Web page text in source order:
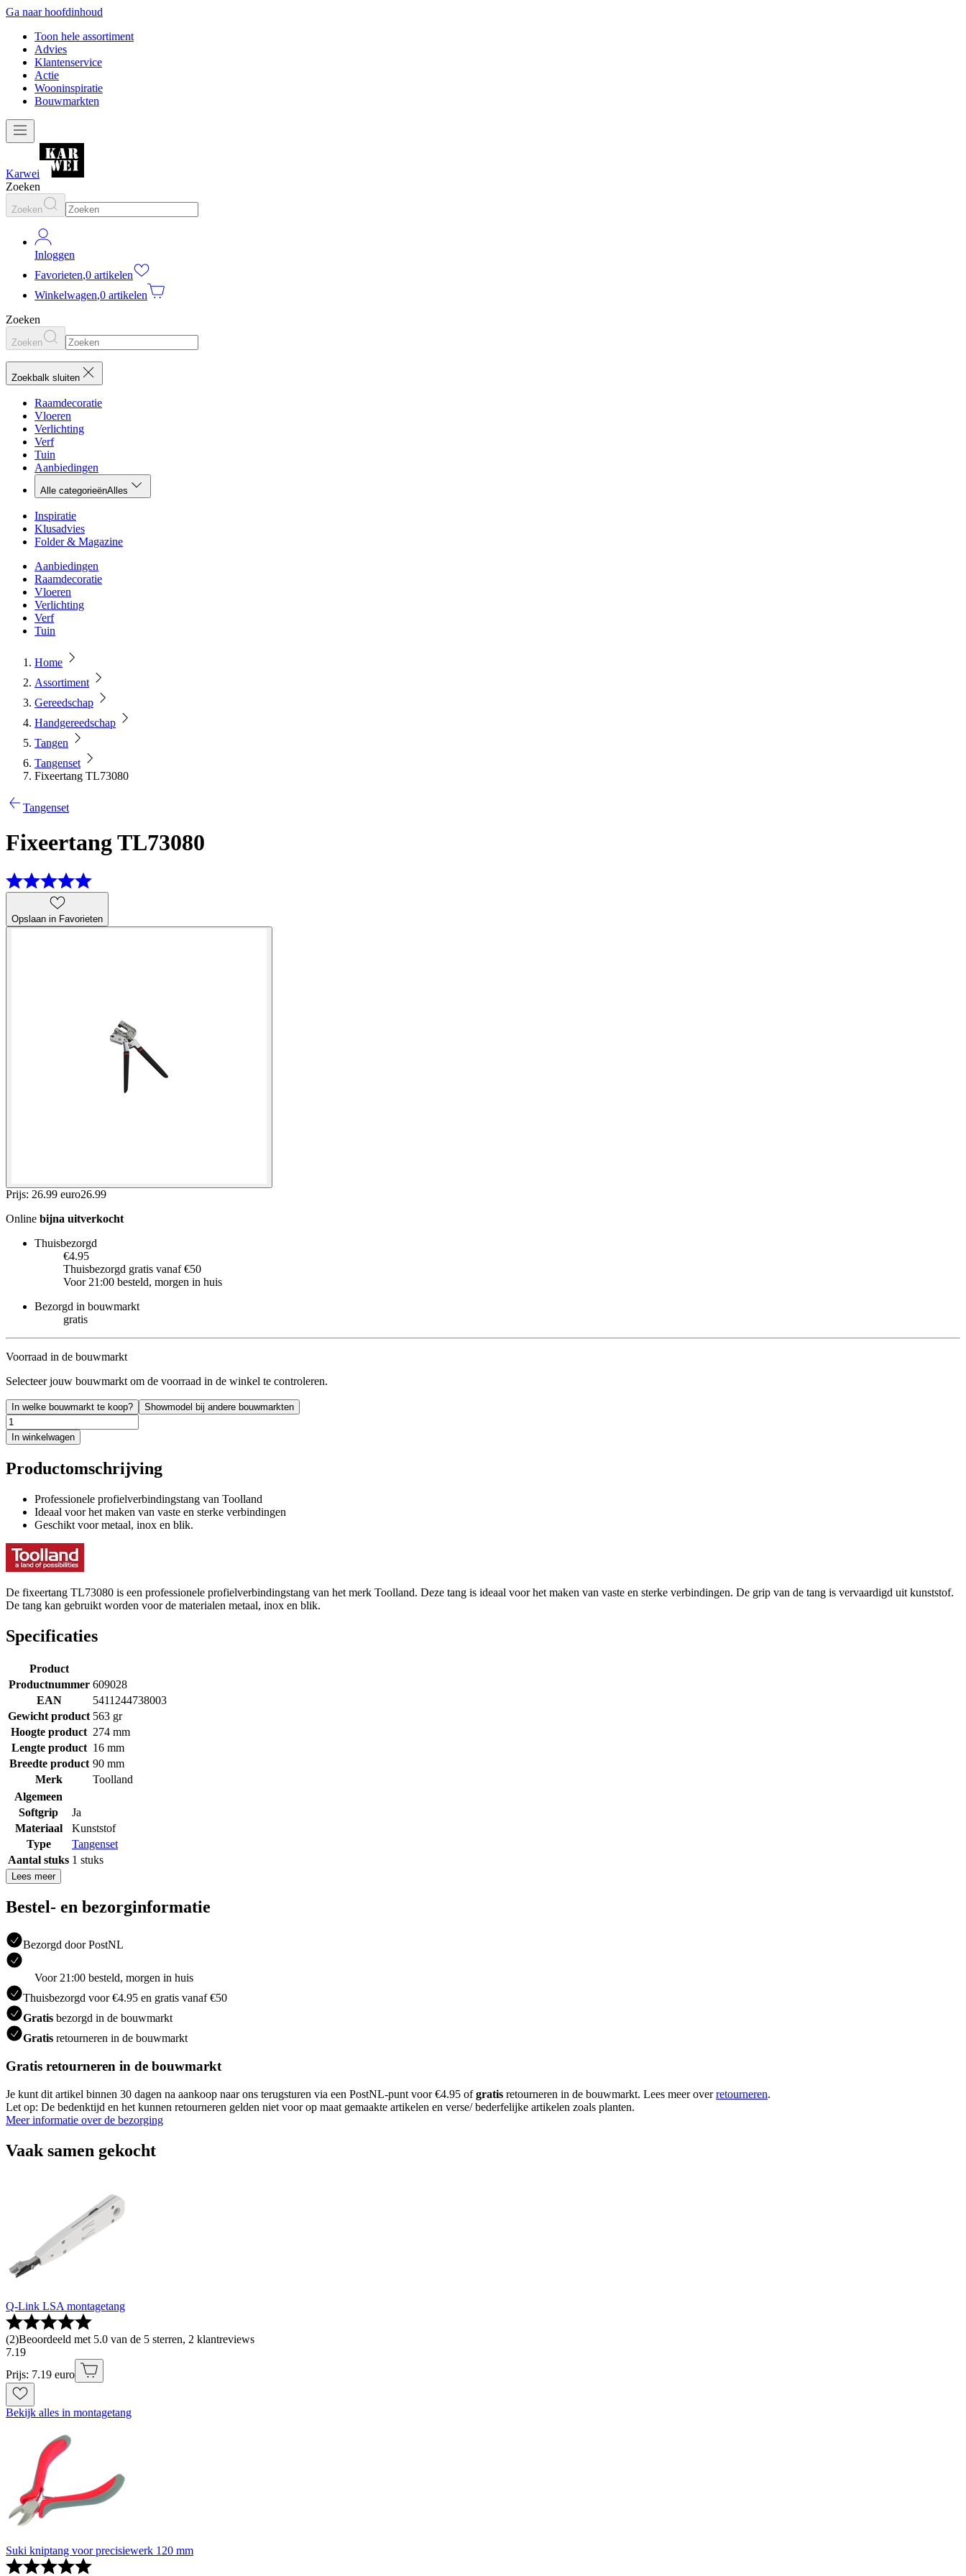
Ga naar hoofdinhoud
Toon hele assortiment
Advies
Klantenservice
Actie
Wooninspiratie
Bouwmarkten
Karwei
Zoeken
Zoeken
Inloggen
Favorieten,0 artikelen
Winkelwagen,0 artikelen
Zoeken
Zoeken
Zoekbalk sluiten
Raamdecoratie
Vloeren
Verlichting
Verf
Tuin
Aanbiedingen
Alle categorieënAlles
Inspiratie
Klusadvies
Folder & Magazine
Aanbiedingen
Raamdecoratie
Vloeren
Verlichting
Verf
Tuin
Home
Assortiment
Gereedschap
Handgereedschap
Tangen
Tangenset
Fixeertang TL73080
Tangenset
Fixeertang TL73080
Opslaan in Favorieten
Prijs: 26.99 euro26.99
Online bijna uitverkocht
Thuisbezorgd
€4.95
Thuisbezorgd gratis vanaf €50
Voor 21:00 besteld, morgen in huis
Bezorgd in bouwmarkt
gratis
Voorraad in de bouwmarkt
Selecteer jouw bouwmarkt om de voorraad in de winkel te controleren.
In welke bouwmarkt te koop? Showmodel bij andere bouwmarkten
In winkelwagen
Productomschrijving
Professionele profielverbindingstang van Toolland
Ideaal voor het maken van vaste en sterke verbindingen
Geschikt voor metaal, inox en blik.
De fixeertang TL73080 is een professionele profielverbindingstang van het merk Toolland. Deze tang is ideaal voor het maken van vaste en sterke verbindingen. De grip van de tang is vervaardigd uit kunststof.
De tang kan gebruikt worden voor de materialen metaal, inox en blik.
Specificaties
Product
Productnummer 609028
EAN
5411244738003
Gewicht product 563 gr
Hoogte product 274 mm
Lengte product 16 mm
Breedte product 90 mm
Merk
Toolland
Algemeen
Softgrip
Ja
Materiaal
Kunststof
Type
Tangenset
Aantal stuks 1 stuks
Lees meer
Bestel- en bezorginformatie
Bezorgd door PostNL
Voor 21:00 besteld, morgen in huis
Thuisbezorgd voor €4.95 en gratis vanaf €50
Gratis bezorgd in de bouwmarkt
Gratis retourneren in de bouwmarkt
Gratis retourneren in de bouwmarkt
Je kunt dit artikel binnen 30 dagen na aankoop naar ons terugsturen via een PostNL-punt voor €4.95 ofgratis retourneren in de bouwmarkt. Lees meer overretourneren.
Let op: De bedenktijd en het kunnen retourneren gelden niet voor op maat gemaakte artikelen en verse/ bederfelijke artikelen zoals planten.
Meer informatie over de bezorging
Vaak samen gekocht
Q-Link LSA montagetang
(2)Beoordeeld met 5.0 van de 5 sterren, 2 klantreviews
7.19
Prijs: 7.19 euro
Bekijk alles in montagetang
Suki kniptang voor precisiewerk 120 mm